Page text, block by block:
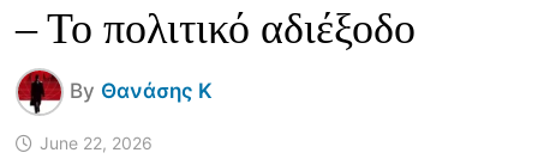
– Το πολιτικό αδιέξοδο
By Θανάσης Κ
June 22, 2026